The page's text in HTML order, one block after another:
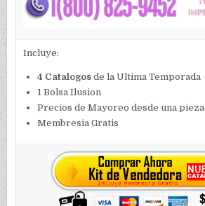
Incluye:
4 Catalogos de la Ultima Temporada
1 Bolsa Ilusion
Precios de Mayoreo desde una pieza
Membresia Gratis